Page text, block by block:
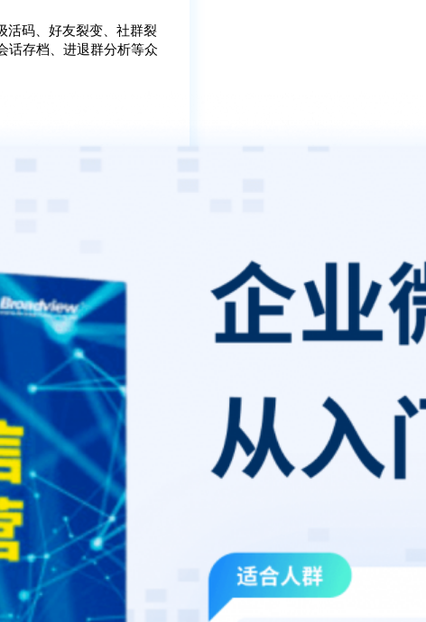
活码、好友裂变、社群裂
话存档、进退群分析等众